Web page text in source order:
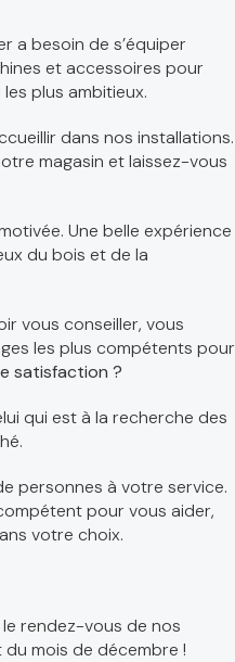
a besoin de s’équiper
et accessoires pour
plus ambitieux.
dans nos installations.
magasin et laissez-vous
Une belle expérience
du bois et de la
vous conseiller, vous
les plus compétents pour
satisfaction ?
qui est à la recherche des
personnes à votre service.
pour vous aider,
votre choix.
rendez-vous de nos
mois de décembre !